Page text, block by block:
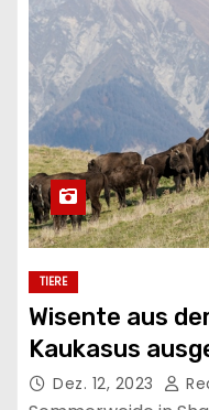
TIERE
Wisente aus
Kaukasus
Dez. 12, 2023